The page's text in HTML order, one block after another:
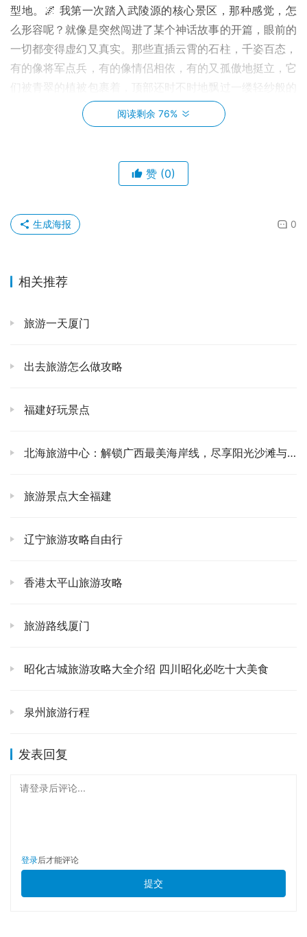
型地。🌌 我第一次踏入武陵源的核心景区，那种感觉，怎
么形容呢？就像是突然闯进了某个神话故事的开篇，眼前的
一切都变得虚幻又真实。那些直插云霄的石柱，千姿百态，
有的像将军点兵，有的像情侣相依，有的又孤傲地挺立，它
们被青翠的植被包裹着，顶部还时不时地飘过一缕轻纱般的
云雾。我当时就愣在那里，嘴巴微微张着，相机举起来又放
下，觉得任何镜头都无法捕捉到它的万分之一。
我记得那天，天门山索道排队等得我脚都快断了，心里暗骂
了一百遍“人也太多了吧！”，但当缆车缓缓升空，整个张家
瞬间就冲散了所有的疲惫。☁️ 俯瞰着脚下的苍翠大地，远
处的山峦层层叠叠，仿佛一幅巨大的水墨画卷在眼前徐徐展
的神仙，飘飘欲仙。到了天门洞，那巨大的天然穿山溶洞，
就是万丈深渊，心里“扑通扑通”直跳，嘴上说着“我不
手。😂 旁边的游客各种尖叫，各种拍照，我就感觉自己像
味儿，特别浓烈。袁家界、杨家界这些地方，更是移步换
定要多走走那些小径，避开主干道的人流，你会发现更多不
里，点了一份土家三下锅，里面的土豆粉、豆腐、腊肉、魔
感，比什么米其林大餐都来得真实、接地气。当然，如果你
饮料，以免辣到喷火哦！
这一路上，从湖南到四川，交通虽然有些折腾，飞机转大
垫。🚌 当我终于抵达九寨沟，推开窗户看到外面清新湿润
顶点！
进景区，那一片片宝石蓝、祖母绿、橘红色的海子，瞬间就
抓住了我的全部视线。水是这里的灵魂，清澈得不可思议，
阅读剩余 76%
赞 (0)
0
生成海报
相关推荐
旅游一天厦门
出去旅游怎么做攻略
福建好玩景点
北海旅游中心：解锁广西最美海岸线，尽享阳光沙滩与海鲜盛宴
旅游景点大全福建
辽宁旅游攻略自由行
香港太平山旅游攻略
旅游路线厦门
昭化古城旅游攻略大全介绍 四川昭化必吃十大美食
泉州旅游行程
发表回复
请登录后评论...
登录后才能评论
提交